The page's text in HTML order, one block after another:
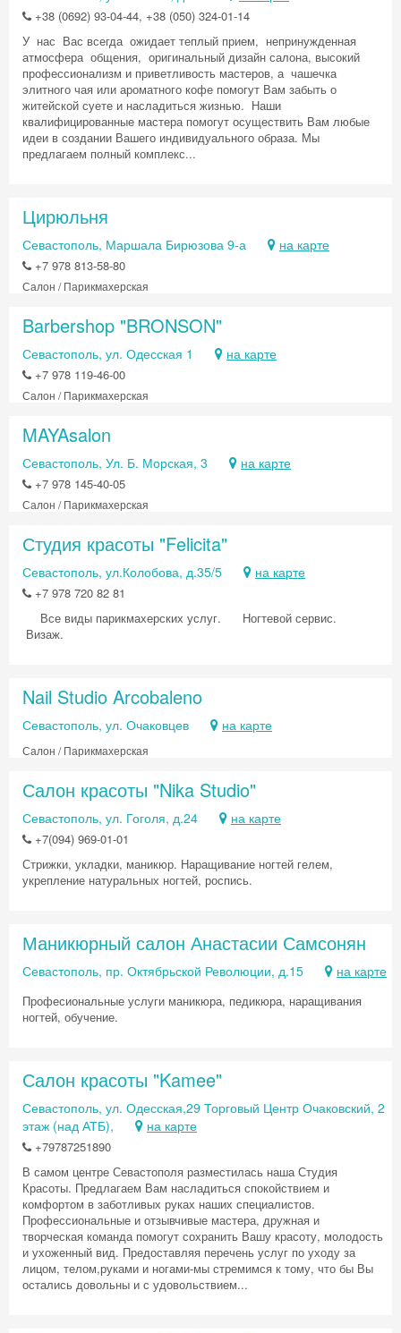
+38 (0692) 93-04-44, +38 (050) 324-01-14
У нас Вас всегда ожидает теплый прием, непринужденная
атмосфера общения, оригинальный дизайн салона, высокий
профессионализм и приветливость мастеров, а чашечка
элитного чая или ароматного кофе помогут Вам забыть о
житейской суете и насладиться жизнью. Наши
квалифицированные мастера помогут осуществить Вам любые
идеи в создании Вашего индивидуального образа. Мы
предлагаем полный комплекс...
Цирюльня
Севастополь, Маршала Бирюзова 9-а на карте
+7 978 813-58-80
Салон / Парикмахерская
Barbershop "BRONSON"
Севастополь, ул. Одесская 1 на карте
+7 978 119-46-00
Салон / Парикмахерская
MAYAsalon
Севастополь, Ул. Б. Морская, 3 на карте
+7 978 145-40-05
Салон / Парикмахерская
Студия красоты "Felicita"
Севастополь, ул.Колобова, д.35/5 на карте
+7 978 720 82 81
Все виды парикмахерских услуг. Ногтевой сервис.
Визаж.
Nail Studio Arcobaleno
Севастополь, ул. Очаковцев на карте
Салон / Парикмахерская
Салон красоты "Nika Studio"
Севастополь, ул. Гоголя, д.24 на карте
+7(094) 969-01-01
Стрижки, укладки, маникюр. Наращивание ногтей гелем,
укрепление натуральных ногтей, роспись.
Маникюрный салон Анастасии Самсонян
Севастополь, пр. Октябрьской Революции, д.15 на карте
Професиональные услуги маникюра, педикюра, наращивания
ногтей, обучение.
Салон красоты "Kamee"
Севастополь, ул. Одесская,29 Торговый Центр Очаковский, 2
этаж (над АТБ),
на карте
+79787251890
В самом центре Севастополя разместилась наша Студия
Красоты. Предлагаем Вам насладиться спокойствием и
комфортом в заботливых руках наших специалистов.
Профессиональные и отзывчивые мастера, дружная и
творческая команда помогут сохранить Вашу красоту, молодость
и ухоженный вид. Предоставляя перечень услуг по уходу за
лицом, телом,руками и ногами-мы стремимся к тому, что бы Вы
остались довольны и с удовольствием...
Скидка −5%
Хочешь дешевле? Оставь почту и получи
промокод на первое бронирование!
Получить промокод